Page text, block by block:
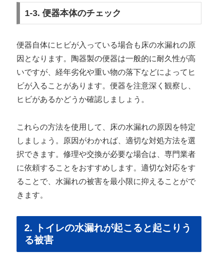
1-3. 便器本体のチェック
便器自体にヒビが入っている場合も床の水漏れの原
因となります。陶器製の便器は一般的に耐久性が高
いですが、経年劣化や重い物の落下などによってヒ
ビが入ることがあります。便器を注意深く観察し、
ヒビがあるかどうか確認しましょう。
これらの方法を使用して、床の水漏れの原因を特定
しましょう。原因がわかれば、適切な対処方法を選
択できます。修理や交換が必要な場合は、専門業者
に依頼することをおすすめします。適切な対応をす
ることで、水漏れの被害を最小限に抑えることがで
きます。
2. トイレの水漏れが起こると起こりう
る被害